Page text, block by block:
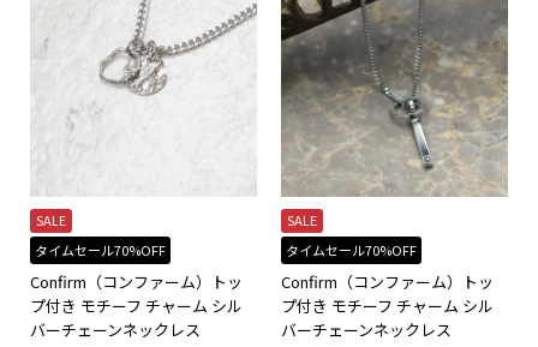
SALE
タイムセール70%OFF
Confirm（コンファーム）トッ
プ付き モチーフ チャーム シル
バーチェーンネックレス
SALE
タイムセール70%OFF
Confirm（コンファーム）トッ
プ付き モチーフ チャーム シル
バーチェーンネックレス